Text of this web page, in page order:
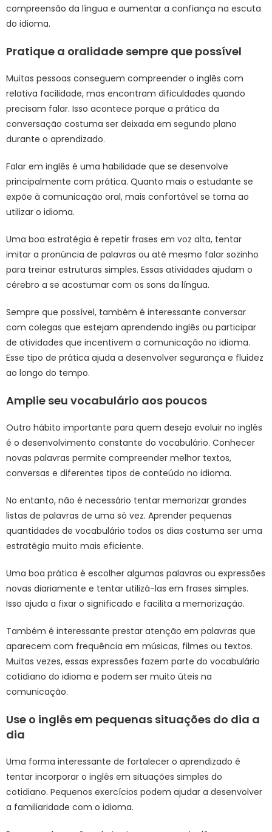
compreensão da língua e aumentar a confiança na escuta
do idioma.
Pratique a oralidade sempre que possível
Muitas pessoas conseguem compreender o inglês com
relativa facilidade, mas encontram dificuldades quando
precisam falar. Isso acontece porque a prática da
conversação costuma ser deixada em segundo plano
durante o aprendizado.
Falar em inglês é uma habilidade que se desenvolve
principalmente com prática. Quanto mais o estudante se
expõe à comunicação oral, mais confortável se torna ao
utilizar o idioma.
Uma boa estratégia é repetir frases em voz alta, tentar
imitar a pronúncia de palavras ou até mesmo falar sozinho
para treinar estruturas simples. Essas atividades ajudam o
cérebro a se acostumar com os sons da língua.
Sempre que possível, também é interessante conversar
com colegas que estejam aprendendo inglês ou participar
de atividades que incentivem a comunicação no idioma.
Esse tipo de prática ajuda a desenvolver segurança e fluidez
ao longo do tempo.
Amplie seu vocabulário aos poucos
Outro hábito importante para quem deseja evoluir no inglês
é o desenvolvimento constante do vocabulário. Conhecer
novas palavras permite compreender melhor textos,
conversas e diferentes tipos de conteúdo no idioma.
No entanto, não é necessário tentar memorizar grandes
listas de palavras de uma só vez. Aprender pequenas
quantidades de vocabulário todos os dias costuma ser uma
estratégia muito mais eficiente.
Uma boa prática é escolher algumas palavras ou expressões
novas diariamente e tentar utilizá-las em frases simples.
Isso ajuda a fixar o significado e facilita a memorização.
Também é interessante prestar atenção em palavras que
aparecem com frequência em músicas, filmes ou textos.
Muitas vezes, essas expressões fazem parte do vocabulário
cotidiano do idioma e podem ser muito úteis na
comunicação.
Use o inglês em pequenas situações do dia a
dia
Uma forma interessante de fortalecer o aprendizado é
tentar incorporar o inglês em situações simples do
cotidiano. Pequenos exercícios podem ajudar a desenvolver
a familiaridade com o idioma.